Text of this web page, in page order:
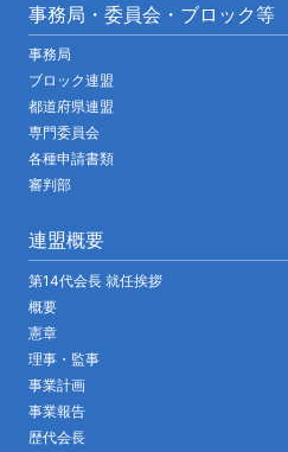
事務局・委員会・ブロック等
事務局
ブロック連盟
都道府県連盟
専門委員会
各種申請書類
審判部
連盟概要
第14代会長 就任挨拶
概要
憲章
理事・監事
事業計画
事業報告
歴代会長